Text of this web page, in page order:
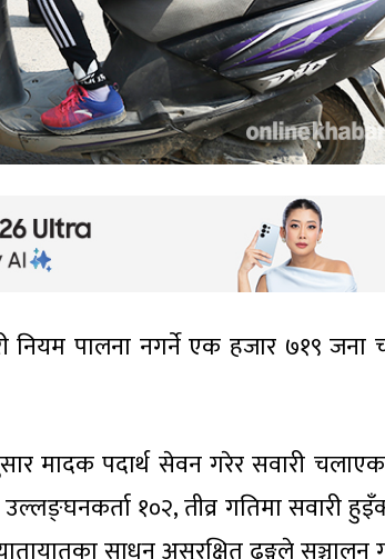
नियम पालना नगर्ने एक हजार ७१९
मादक पदार्थ सेवन गरेर सवारी
१०२, तीव्र गतिमा सवारी